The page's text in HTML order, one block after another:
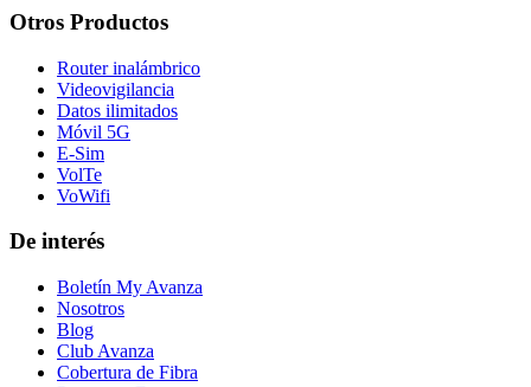
Otros Productos
Router inalámbrico
Videovigilancia
Datos ilimitados
Móvil 5G
E-Sim
VolTe
VoWifi
De interés
Boletín My Avanza
Nosotros
Blog
Club Avanza
Cobertura de Fibra